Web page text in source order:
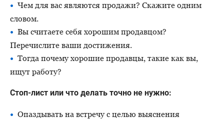
Чем для вас являются продажи? Скажите одним
словом.
Вы считаете себя хорошим продавцом?
Перечислите ваши достижения.
Тогда почему хорошие продавцы, такие как вы,
ищут работу?
Стоп-лист или что делать точно не нужно:
Опаздывать на встречу с целью выяснения